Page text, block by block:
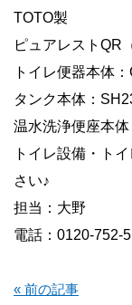
TOTO製
ピュアレストQR
トイレ便器本体
タンク本体：
温水洗浄便座本体
トイレ設備・ト
さい♪
担当：大野
電話：0120-752-
« 前の記事